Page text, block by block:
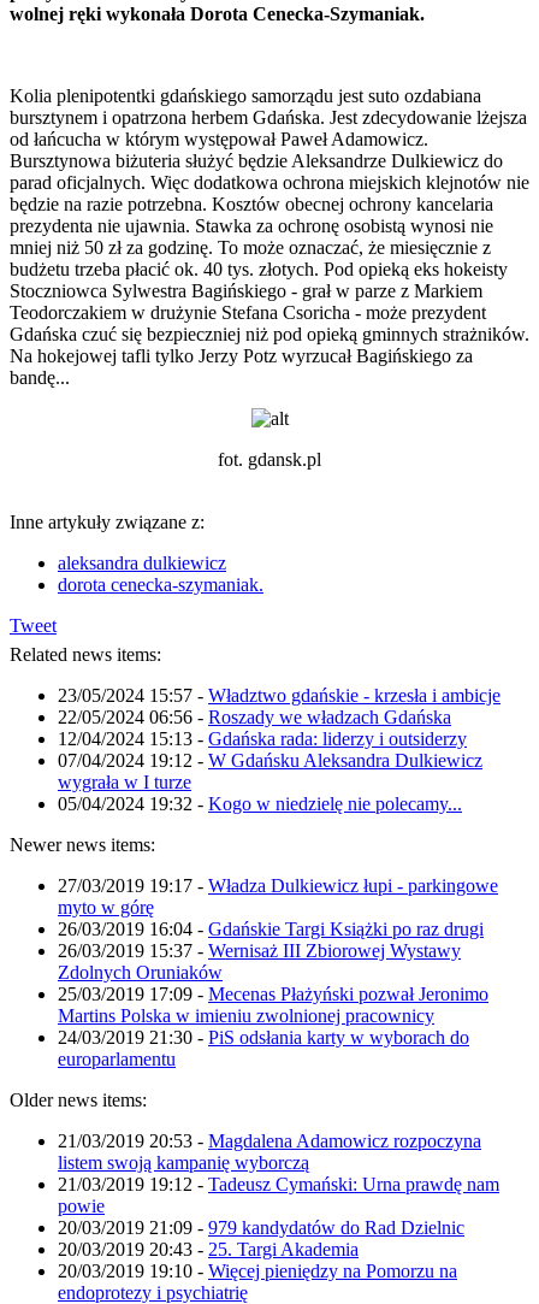
wolnej ręki wykonała Dorota Cenecka-Szymaniak.
Kolia plenipotentki gdańskiego samorządu jest suto ozdabiana
bursztynem i opatrzona herbem Gdańska. Jest zdecydowanie lżejsza
od łańcucha w którym występował Paweł Adamowicz.
Bursztynowa biżuteria służyć będzie Aleksandrze Dulkiewicz do
parad oficjalnych. Więc dodatkowa ochrona miejskich klejnotów nie
będzie na razie potrzebna. Kosztów obecnej ochrony kancelaria
prezydenta nie ujawnia. Stawka za ochronę osobistą wynosi nie
mniej niż 50 zł za godzinę. To może oznaczać, że miesięcznie z
budżetu trzeba płacić ok. 40 tys. złotych. Pod opieką eks hokeisty
Stoczniowca Sylwestra Bagińskiego - grał w parze z Markiem
Teodorczakiem w drużynie Stefana Csoricha - może prezydent
Gdańska czuć się bezpieczniej niż pod opieką gminnych strażników.
Na hokejowej tafli tylko Jerzy Potz wyrzucał Bagińskiego za
bandę...
fot. gdansk.pl
Inne artykuły związane z:
aleksandra dulkiewicz
dorota cenecka-szymaniak.
Tweet
Related news items:
23/05/2024 15:57 - Władztwo gdańskie - krzesła i ambicje
22/05/2024 06:56 - Roszady we władzach Gdańska
12/04/2024 15:13 - Gdańska rada: liderzy i outsiderzy
07/04/2024 19:12 - W Gdańsku Aleksandra Dulkiewicz
wygrała w I turze
05/04/2024 19:32 - Kogo w niedzielę nie polecamy...
Newer news items:
27/03/2019 19:17 - Władza Dulkiewicz łupi - parkingowe
myto w górę
26/03/2019 16:04 - Gdańskie Targi Książki po raz drugi
26/03/2019 15:37 - Wernisaż III Zbiorowej Wystawy
Zdolnych Oruniaków
25/03/2019 17:09 - Mecenas Płażyński pozwał Jeronimo
Martins Polska w imieniu zwolnionej pracownicy
24/03/2019 21:30 - PiS odsłania karty w wyborach do
europarlamentu
Older news items:
21/03/2019 20:53 - Magdalena Adamowicz rozpoczyna
listem swoją kampanię wyborczą
21/03/2019 19:12 - Tadeusz Cymański: Urna prawdę nam
powie
20/03/2019 21:09 - 979 kandydatów do Rad Dzielnic
20/03/2019 20:43 - 25. Targi Akademia
20/03/2019 19:10 - Więcej pieniędzy na Pomorzu na
endoprotezy i psychiatrię